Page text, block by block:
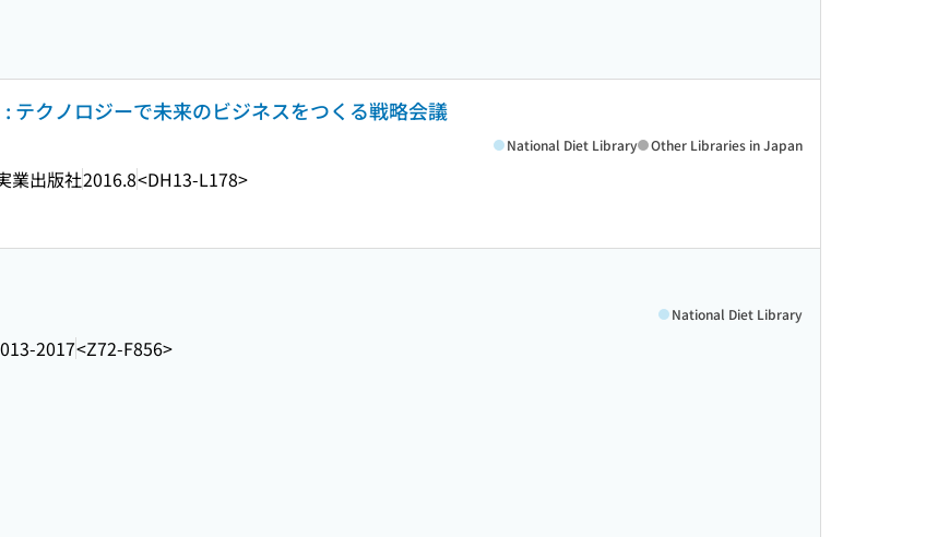
テクノロジーで未来のビジネスをつくる戦略会議
業出版社2016.8<DH13-L178>
National Diet Library Other Libraries in Japan
2017<Z72-F856>
National Diet Library